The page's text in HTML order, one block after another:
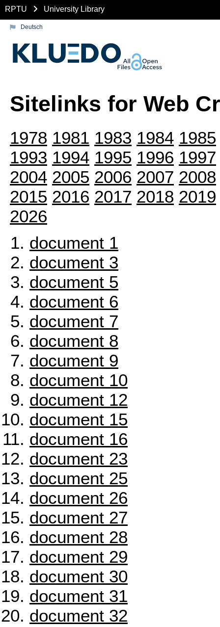
RPTU University Library
Deutsch
Sitelinks for Web
1978 1981 1983 1984 1985
1993 1994 1995 1996 1997
2004 2005 2006 2007 2008
2015 2016 2017 2018 2019
2026
document 1
document 3
document 5
document 6
document 7
document 8
document 9
document 10
document 12
document 15
document 16
document 23
document 25
document 26
document 27
document 28
document 29
document 30
document 31
document 32